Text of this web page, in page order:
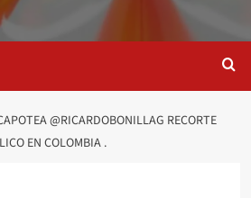
@RICARDOBONILLAG RECORTE
EN COLOMBIA .